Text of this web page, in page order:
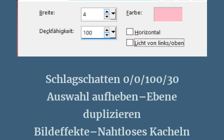
Schlagschatten 0/0/100/30
Auswahl aufheben–Ebene
duplizieren
Bildeffekte–Nahtloses Kacheln